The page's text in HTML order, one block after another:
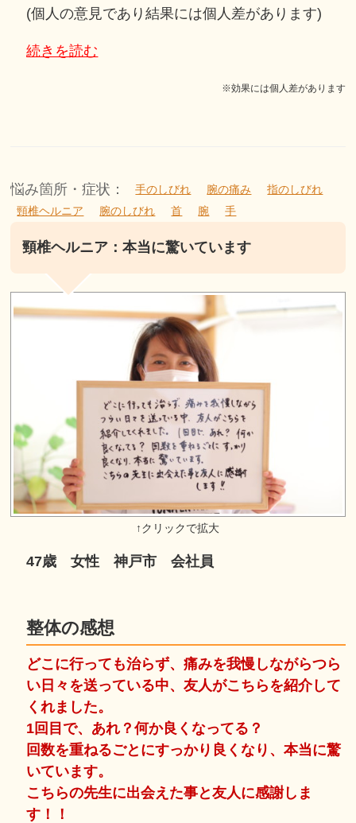
(個人の意見であり結果には個人差があります)
続きを読む
※効果には個人差があります
悩み箇所・症状： 手のしびれ 腕の痛み
指のしびれ
頸椎ヘルニア
腕のしびれ 首 腕 手
頸椎ヘルニア：本当に驚いています
47歳 女性 神戸市 会社員
整体の感想
どこに行っても治らず、痛みを我慢しながらつら
い日々を送っている中、友人がこちらを紹介して
くれました。
1回目で、あれ？何か良くなってる？
回数を重ねるごとにすっかり良くなり、本当に驚
いています。
こちらの先生に出会えた事と友人に感謝しま
す！！